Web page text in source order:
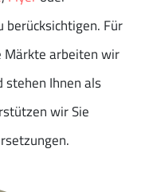
berücksichtigen. Für
Märkte arbeiten wir
Ihnen als
wir Sie